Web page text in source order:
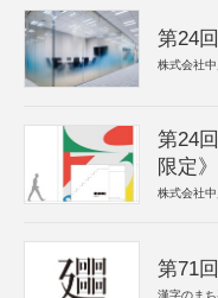
第24
株式会社
第24
限定》
株式会社
第71
漢字のま